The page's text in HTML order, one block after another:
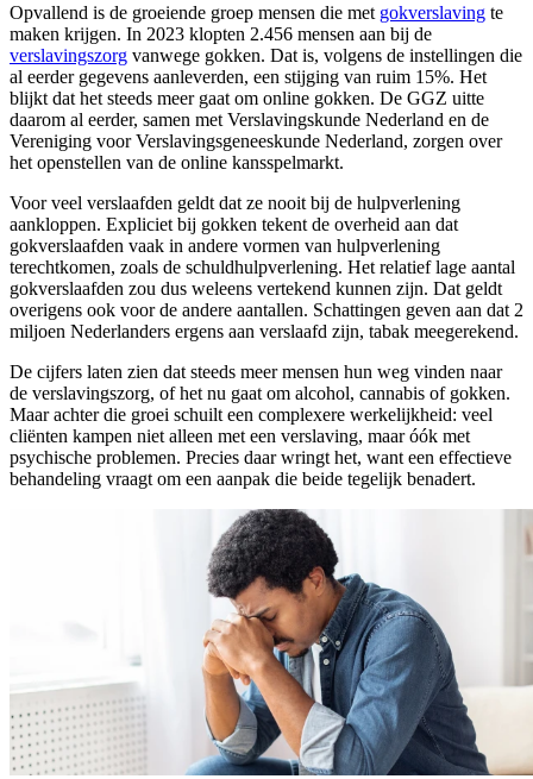
Opvallend is de groeiende groep mensen die met gokverslaving te
maken krijgen. In 2023 klopten 2.456 mensen aan bij de
verslavingszorg vanwege gokken. Dat is, volgens de instellingen die
al eerder gegevens aanleverden, een stijging van ruim 15%. Het
blijkt dat het steeds meer gaat om online gokken. De GGZ uitte
daarom al eerder, samen met Verslavingskunde Nederland en de
Vereniging voor Verslavingsgeneeskunde Nederland, zorgen over
het openstellen van de online kansspelmarkt.
Voor veel verslaafden geldt dat ze nooit bij de hulpverlening
aankloppen. Expliciet bij gokken tekent de overheid aan dat
gokverslaafden vaak in andere vormen van hulpverlening
terechtkomen, zoals de schuldhulpverlening. Het relatief lage aantal
gokverslaafden zou dus weleens vertekend kunnen zijn. Dat geldt
overigens ook voor de andere aantallen. Schattingen geven aan dat 2
miljoen Nederlanders ergens aan verslaafd zijn, tabak meegerekend.
De cijfers laten zien dat steeds meer mensen hun weg vinden naar
de verslavingszorg, of het nu gaat om alcohol, cannabis of gokken.
Maar achter die groei schuilt een complexere werkelijkheid: veel
cliënten kampen niet alleen met een verslaving, maar óók met
psychische problemen. Precies daar wringt het, want een effectieve
behandeling vraagt om een aanpak die beide tegelijk benadert.